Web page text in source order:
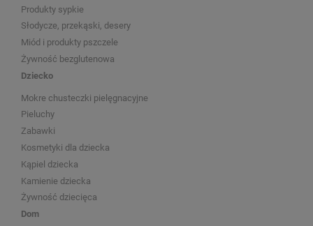
Produkty sypkie
Słodycze, przekąski, desery
Miód i produkty pszczele
Żywność bezglutenowa
Dziecko
Mokre chusteczki pielęgnacyjne
Pieluchy
Zabawki
Kosmetyki dla dziecka
Kąpiel dziecka
Kamienie dziecka
Żywność dziecięca
Dom